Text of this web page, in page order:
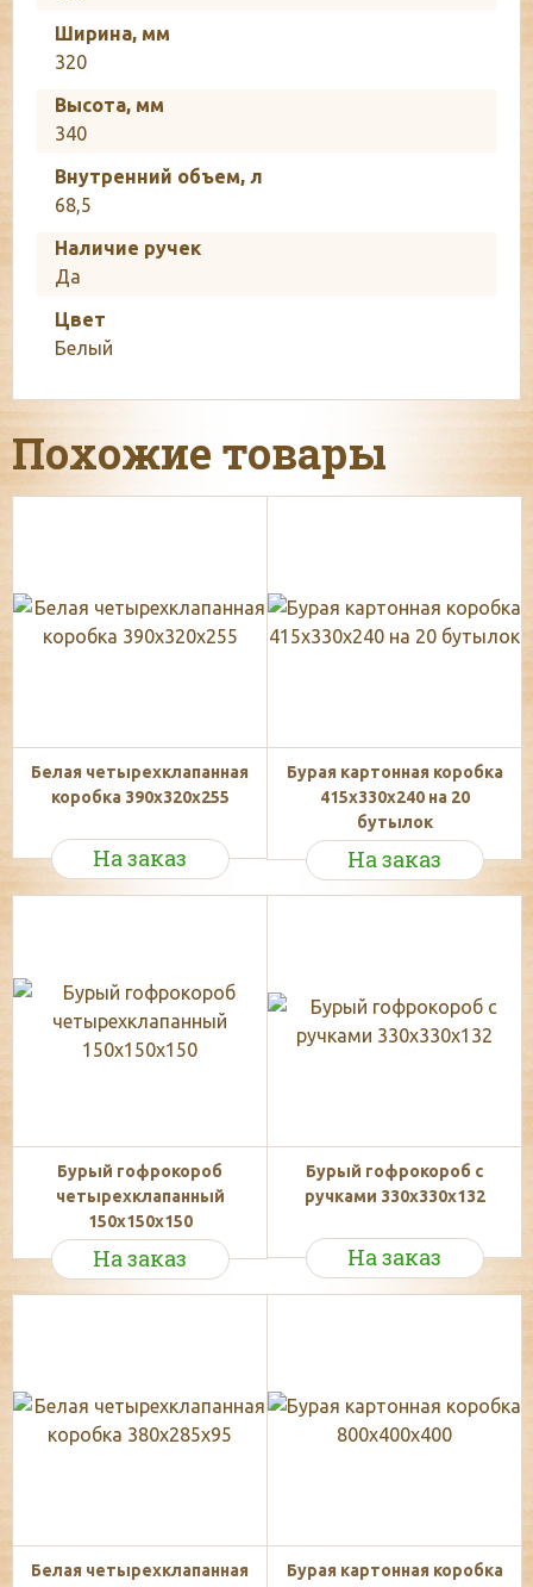
Ширина, мм
320
Высота, мм
340
Внутренний объем, л
68,5
Наличие ручек
Да
Цвет
Белый
Похожие товары
Белая четырехклапанная
коробка 390х320х255
На заказ
Бурая картонная коробка
415x330x240 на 20
бутылок
На заказ
Бурый гофрокороб
четырехклапанный
150х150х150
На заказ
Бурый гофрокороб с
ручками 330х330х132
На заказ
Белая четырехклапанная
Бурая картонная коробка